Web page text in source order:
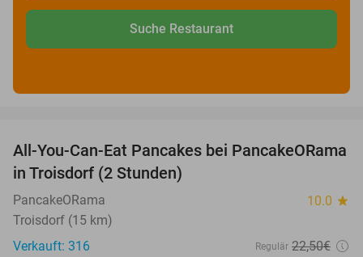
Suche Restaurant
43%
All-You-Can-Eat Pancakes bei PancakeORama
in Troisdorf (2 Stunden)
PancakeORama 10.0 star
Troisdorf (15 km)
Verkauft: 316
Regulär 22,50€